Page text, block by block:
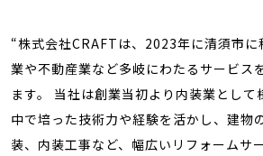
“株式会社CRAFTは、2023年に清須市に
業や不動産業など多岐にわたるサービス
ます。 当社は創業当初より内装業として
中で培った技術力や経験を活かし、建物
装、内装工事など、幅広いリフォームサ